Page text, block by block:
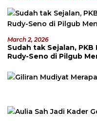
March 2, 2026
Sudah tak Sejalan,
Rudy-Seno di Pilgub